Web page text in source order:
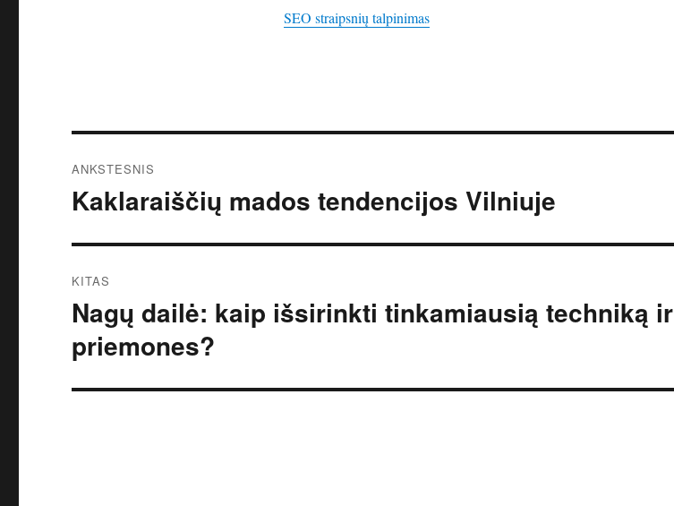
SEO straipsnių talpinimas
tarp
ANKSTESNIS
Ankstesnis
Kaklaraiščių mados tendencijos Vilniuje
KITAS
Kitas
įrašas:
Nagų dailė: kaip išsirinkti tinkamiausią techniką ir
priemones?